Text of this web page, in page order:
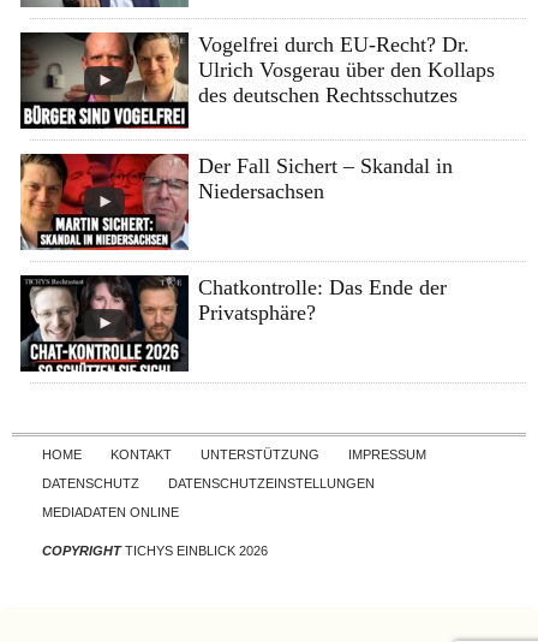
Vogelfrei durch EU-Recht? Dr.
Ulrich Vosgerau über den Kollaps
des deutschen Rechtsschutzes
Der Fall Sichert – Skandal in
Niedersachsen
Chatkontrolle: Das Ende der
Privatsphäre?
Skip to content
HOME KONTAKT UNTERSTÜTZUNG
IMPRESSUM
DATENSCHUTZ
DATENSCHUTZEINSTELLUNGEN
MEDIADATEN ONLINE
COPYRIGHTTICHYS EINBLICK 2026